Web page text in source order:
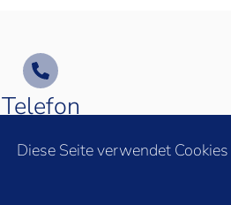
Telefon
+41 41 552 55 15
Diese Seite verwendet